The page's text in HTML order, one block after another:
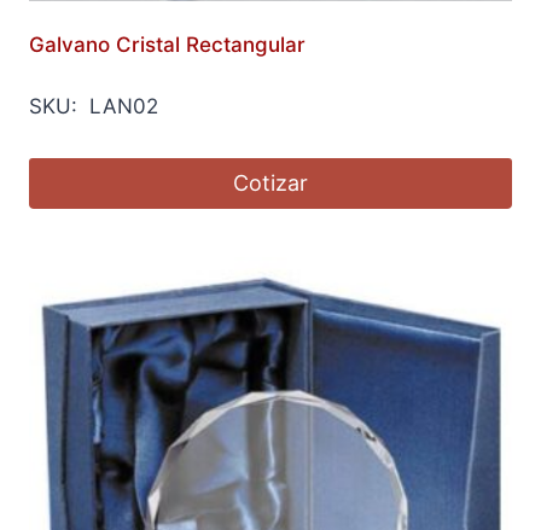
Galvano Cristal Rectangular
SKU: LAN02
Cotizar